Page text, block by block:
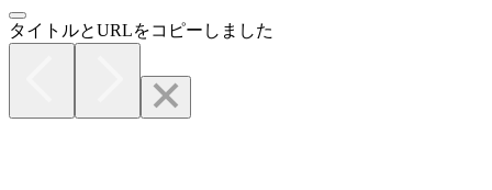
タイトルとURLをコピーしました